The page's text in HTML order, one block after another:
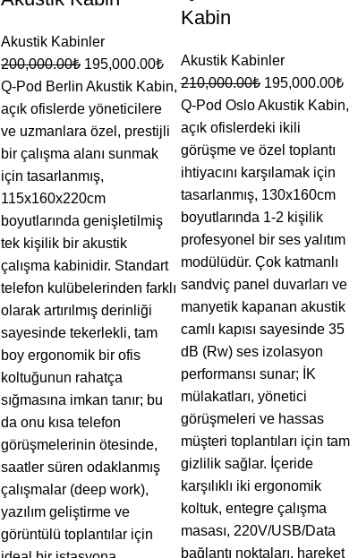
Akustik Kabinler
200,000.00₺ 195,000.00₺
Q-Pod Berlin Akustik Kabin,
açık ofislerde yöneticilere
ve uzmanlara özel, prestijli
bir çalışma alanı sunmak
için tasarlanmış,
115x160x220cm
boyutlarında genişletilmiş
tek kişilik bir akustik
çalışma kabinidir. Standart
telefon kulübelerinden farklı
olarak artırılmış derinliği
sayesinde tekerlekli, tam
boy ergonomik bir ofis
koltuğunun rahatça
sığmasına imkan tanır; bu
da onu kısa telefon
görüşmelerinin ötesinde,
saatler süren odaklanmış
çalışmalar (deep work),
yazılım geliştirme ve
görüntülü toplantılar için
Kabin
Akustik Kabinler
210,000.00₺ 195,000.00₺
Q-Pod Oslo Akustik Kabin,
açık ofislerdeki ikili
görüşme ve özel toplantı
ihtiyacını karşılamak için
tasarlanmış, 130x160cm
boyutlarında 1-2 kişilik
profesyonel bir ses yalıtım
modülüdür. Çok katmanlı
sandviç panel duvarları ve
manyetik kapanan akustik
camlı kapısı sayesinde 35
dB (Rw) ses izolasyon
performansı sunar; İK
mülakatları, yönetici
görüşmeleri ve hassas
müşteri toplantıları için tam
gizlilik sağlar. İçeride
karşılıklı iki ergonomik
koltuk, entegre çalışma
masası, 220V/USB/Data
bağlantı noktaları, hareket